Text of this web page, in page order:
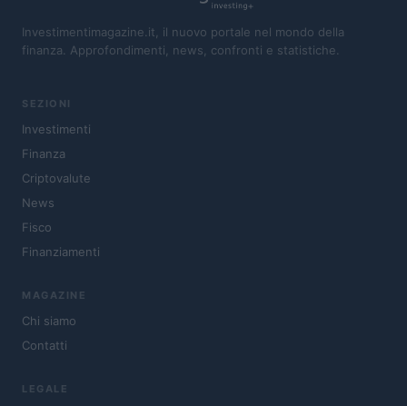
Investimentimagazine.it, il nuovo portale nel mondo della
finanza. Approfondimenti, news, confronti e statistiche.
SEZIONI
Investimenti
Finanza
Criptovalute
News
Fisco
Finanziamenti
MAGAZINE
Chi siamo
Contatti
LEGALE